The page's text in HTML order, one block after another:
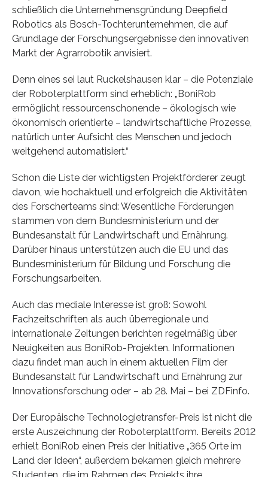
schließlich die Unternehmensgründung Deepfield
Robotics als Bosch-Tochterunternehmen, die auf
Grundlage der Forschungsergebnisse den innovativen
Markt der Agrarrobotik anvisiert.
Denn eines sei laut Ruckelshausen klar – die Potenziale
der Roboterplattform sind erheblich: „BoniRob
ermöglicht ressourcenschonende – ökologisch wie
ökonomisch orientierte – landwirtschaftliche Prozesse,
natürlich unter Aufsicht des Menschen und jedoch
weitgehend automatisiert.“
Schon die Liste der wichtigsten Projektförderer zeugt
davon, wie hochaktuell und erfolgreich die Aktivitäten
des Forscherteams sind: Wesentliche Förderungen
stammen von dem Bundesministerium und der
Bundesanstalt für Landwirtschaft und Ernährung.
Darüber hinaus unterstützen auch die EU und das
Bundesministerium für Bildung und Forschung die
Forschungsarbeiten.
Auch das mediale Interesse ist groß: Sowohl
Fachzeitschriften als auch überregionale und
internationale Zeitungen berichten regelmäßig über
Neuigkeiten aus BoniRob-Projekten. Informationen
dazu findet man auch in einem aktuellen Film der
Bundesanstalt für Landwirtschaft und Ernährung zur
Innovationsforschung oder – ab 28. Mai – bei ZDFinfo.
Der Europäische Technologietransfer-Preis ist nicht die
erste Auszeichnung der Roboterplattform. Bereits 2012
erhielt BoniRob einen Preis der Initiative „365 Orte im
Land der Ideen“, außerdem bekamen gleich mehrere